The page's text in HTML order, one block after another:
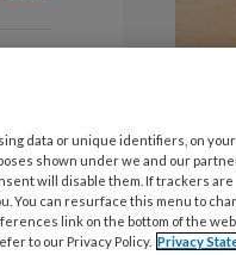
niet
data or unique identifiers, on your
shown under we and our
will disable them. If trackers are
You can resurface this menu to
link on the bottom of the
to our Privacy Policy. Privacy